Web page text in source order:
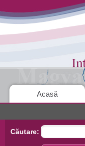
Acasă
Căutare: